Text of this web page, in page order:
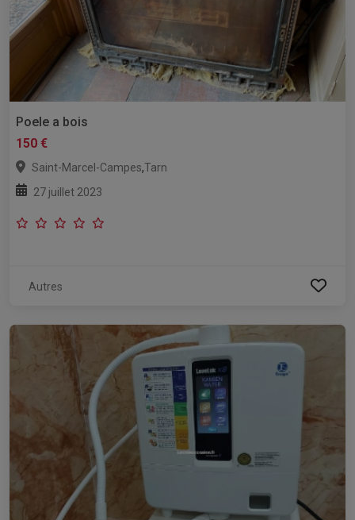
Poele a bois
150 €
Saint-Marcel-Campes,Tarn
27 juillet 2023
Autres